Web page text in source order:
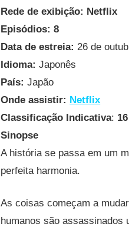
Rede de exibição: Netflix
Episódios: 8
Data de estreia: 26 de
Idioma:Japonês
País: Japão
Onde assistir: Netflix
Classificação Indicativa:
Sinopse
A história se passa em um
perfeita harmonia.
As coisas começam a
humanos são assassinados